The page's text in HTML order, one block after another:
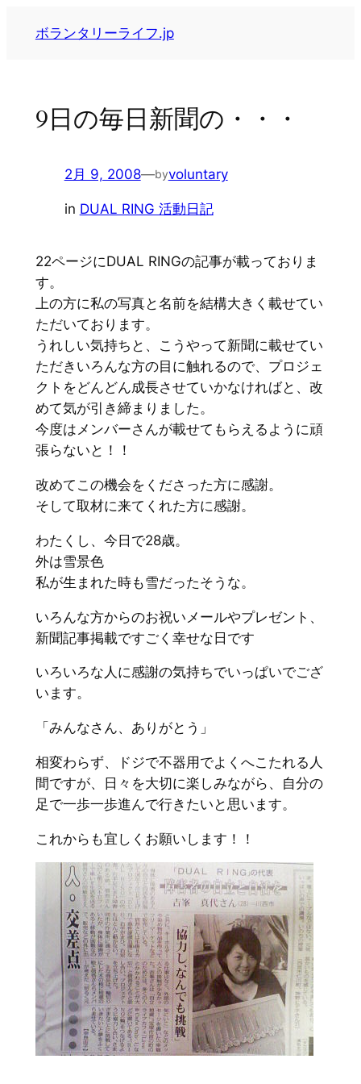
ボランタリーライフ.jp
9日の毎日新聞の・・・
2月 9, 2008—byvoluntary
in DUAL RING 活動日記
22ページにDUAL RINGの記事が載っておりま
す。
上の方に私の写真と名前を結構大きく載せてい
ただいております。
うれしい気持ちと、こうやって新聞に載せてい
ただきいろんな方の目に触れるので、プロジェ
クトをどんどん成長させていかなければと、改
めて気が引き締まりました。
今度はメンバーさんが載せてもらえるように頑
張らないと！！
改めてこの機会をくださった方に感謝。
そして取材に来てくれた方に感謝。
わたくし、今日で28歳。
外は雪景色
私が生まれた時も雪だったそうな。
いろんな方からのお祝いメールやプレゼント、
新聞記事掲載ですごく幸せな日です
いろいろな人に感謝の気持ちでいっぱいでござ
います。
「みんなさん、ありがとう」
相変わらず、ドジで不器用でよくへこたれる人
間ですが、日々を大切に楽しみながら、自分の
足で一歩一歩進んで行きたいと思います。
これからも宜しくお願いします！！